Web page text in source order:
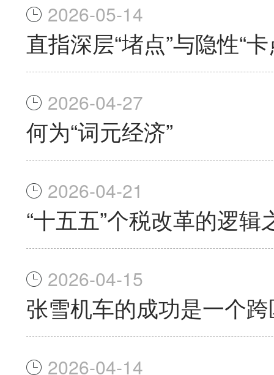
2026-05-14
直指深层“堵点”与隐性“
2026-04-27
何为“词元经济”
2026-04-21
“十五五”个税改革的逻辑
2026-04-15
张雪机车的成功是一个
2026-04-14